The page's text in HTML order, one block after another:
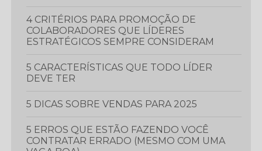
4 CRITÉRIOS PARA PROMOÇÃO DE
COLABORADORES QUE LÍDERES
ESTRATÉGICOS SEMPRE CONSIDERAM
5 CARACTERÍSTICAS QUE TODO LÍDER
DEVE TER
5 DICAS SOBRE VENDAS PARA 2025
5 ERROS QUE ESTÃO FAZENDO VOCÊ
CONTRATAR ERRADO (MESMO COM UMA